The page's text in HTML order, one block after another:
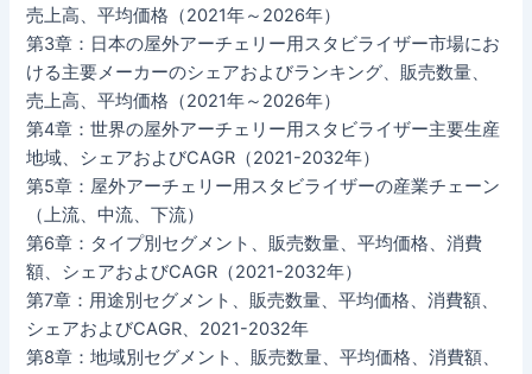
売上高、平均価格（2021年～2026年）
第3章：日本の屋外アーチェリー用スタビライザー市場にお
ける主要メーカーのシェアおよびランキング、販売数量、
売上高、平均価格（2021年～2026年）
第4章：世界の屋外アーチェリー用スタビライザー主要生産
地域、シェアおよびCAGR（2021-2032年）
第5章：屋外アーチェリー用スタビライザーの産業チェーン
（上流、中流、下流）
第6章：タイプ別セグメント、販売数量、平均価格、消費
額、シェアおよびCAGR（2021-2032年）
第7章：用途別セグメント、販売数量、平均価格、消費額、
シェアおよびCAGR、2021-2032年
第8章：地域別セグメント、販売数量、平均価格、消費額、